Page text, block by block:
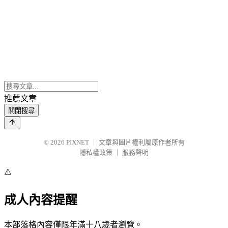
推薦文章
關閉搜尋
© 2026 PIXNET
文章與圖片權利屬原作者所有
隱私權政策
服務聲明
⚠️
成人內容提醒
本部落格內容僅限年滿十八歲者瀏覽。